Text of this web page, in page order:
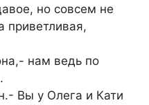
но совсем не
приветливая,
нам ведь по
Вы у Олега и Кати